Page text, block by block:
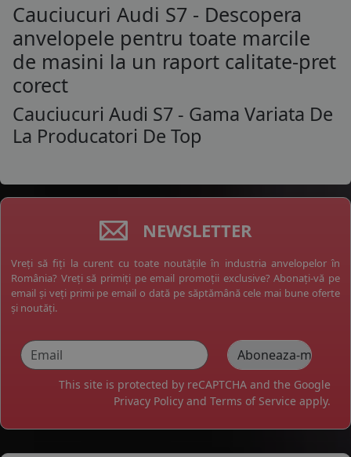
Cauciucuri Audi S7 - Descopera
anvelopele pentru toate marcile
de masini la un raport calitate-pret
corect
Cauciucuri Audi S7 - Gama Variata De
La Producatori De Top
NEWSLETTER
Vreți să fiți la curent cu toate noutățile în industria anvelopelor în
România? Vreți să primiți pe email promoții exclusive? Abonați-vă pe
email și veți primi pe email o dată pe săptămână cele mai bune oferte
și noutăți.
This site is protected by reCAPTCHA and the Google
Privacy Policy and Terms of Service apply.